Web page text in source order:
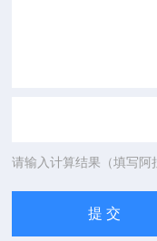
请输入计算结果（填写阿